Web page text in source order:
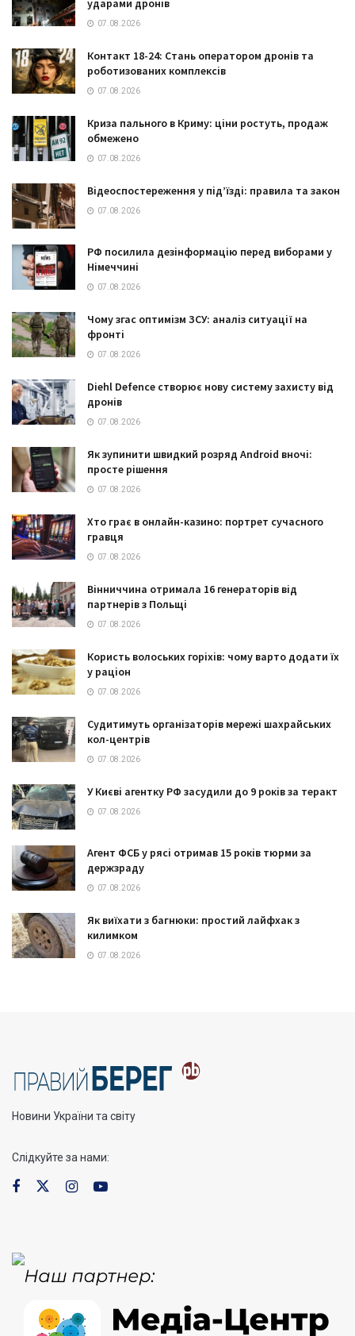
07.08.2026
Контакт 18-24: Стань оператором дронів та
роботизованих комплексів
07.08.2026
Криза пального в Криму: ціни ростуть, продаж
обмежено
07.08.2026
Відеоспостереження у під’їзді: правила та закон
07.08.2026
РФ посилила дезінформацію перед виборами у
Німеччині
07.08.2026
Чому згас оптимізм ЗСУ: аналіз ситуації на
фронті
07.08.2026
Diehl Defence створює нову систему захисту від
дронів
07.08.2026
Як зупинити швидкий розряд Android вночі:
просте рішення
07.08.2026
Хто грає в онлайн-казино: портрет сучасного
гравця
07.08.2026
Вінниччина отримала 16 генераторів від
партнерів з Польщі
07.08.2026
Користь волоських горіхів: чому варто додати їх
у раціон
07.08.2026
Судитимуть організаторів мережі шахрайських
кол-центрів
07.08.2026
У Києві агентку РФ засудили до 9 років за теракт
07.08.2026
Агент ФСБ у рясі отримав 15 років тюрми за
держзраду
07.08.2026
Як виїхати з багнюки: простий лайфхак з
килимком
07.08.2026
Новини України та світу
Слідкуйте за нами: